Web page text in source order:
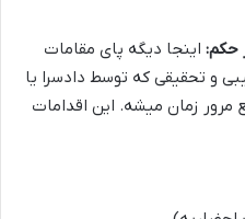
حکم: اینجا دیگه پای مقامات
و تحقیقی که توسط دادسرا یا
مرور زمان میشه. این اقدامات